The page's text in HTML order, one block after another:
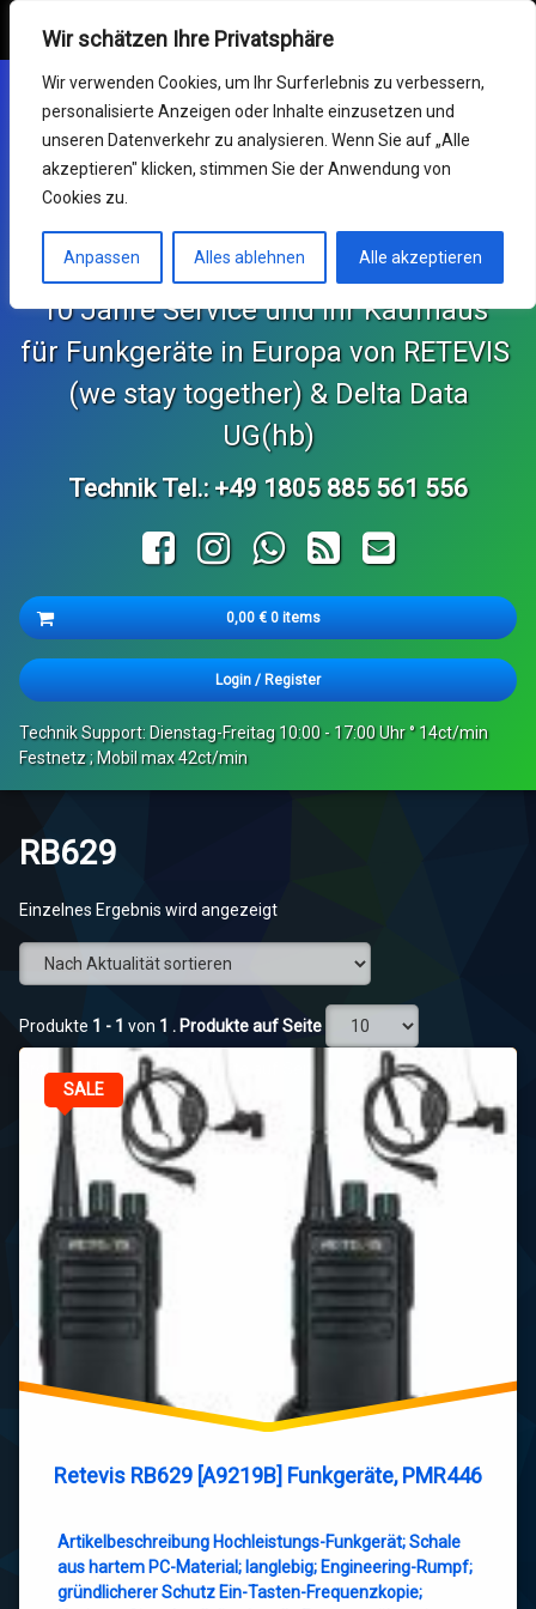
Wir schätzen Ihre Privatsphäre
Wir verwenden Cookies, um Ihr Surferlebnis zu verbessern,
personalisierte Anzeigen oder Inhalte einzusetzen und
unseren Datenverkehr zu analysieren. Wenn Sie auf „Alle
akzeptieren" klicken, stimmen Sie der Anwendung von
Cookies zu.
Anpassen Alles ablehnen Alle akzeptieren
Retevis Online Shop
Mein Konto
Funkgeräte
Service & RMA
Impressum
Support Center
KONTAKT und Bestellungen
SvBony Online Shop
Germany RETEVIS (wir
sind zusammen)
10 Jahre Service und Ihr Kaufhaus
für Funkgeräte in Europa von RETEVIS
(we stay together) & Delta Data
UG(hb)
Technik Tel.: +49 1805 885 561 556
FacebookInstagramWhatsApp
RSS E-mail
Cart
0,00€ 0 items
Es befinden sich keine Produkte im Warenkorb.
Login / Register
Technik Support: Dienstag-Freitag 10:00 - 17:00 Uhr ° 14ct/min
Festnetz ; Mobil max 42ct/min
RB629
Einzelnes Ergebnis wird angezeigt
Produkte 1 - 1 von 1 . Produkte auf Seite
SALE
Retevis RB629 [A9219B] Funkgeräte, PMR446
Artikelbeschreibung Hochleistungs-Funkgerät; Schale
aus hartem PC-Material; langlebig; Engineering-Rumpf;
gründlicherer Schutz Ein-Tasten-Frequenzkopie;
Produkte1 - 1 von1. Produkte auf Seite